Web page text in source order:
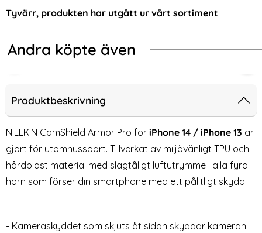
Tyvärr, produkten har utgått ur vårt sortiment
Andra köpte även
MagFlex Cosmic Orange
iPhone 17 Pro Skal MagSafe MagPeak Matt Deep Blue
iPhone 13 Skärmskydd i Härdat
Produktbeskrivning
NILLKIN CamShield Armor Pro för iPhone 14 / iPhone 13 är
gjort för utomhussport. Tillverkat av miljövänligt TPU och
hårdplast material med slagtåligt luftutrymme i alla fyra
hörn som förser din smartphone med ett pålitligt skydd.
- Kameraskyddet som skjuts åt sidan skyddar kameran